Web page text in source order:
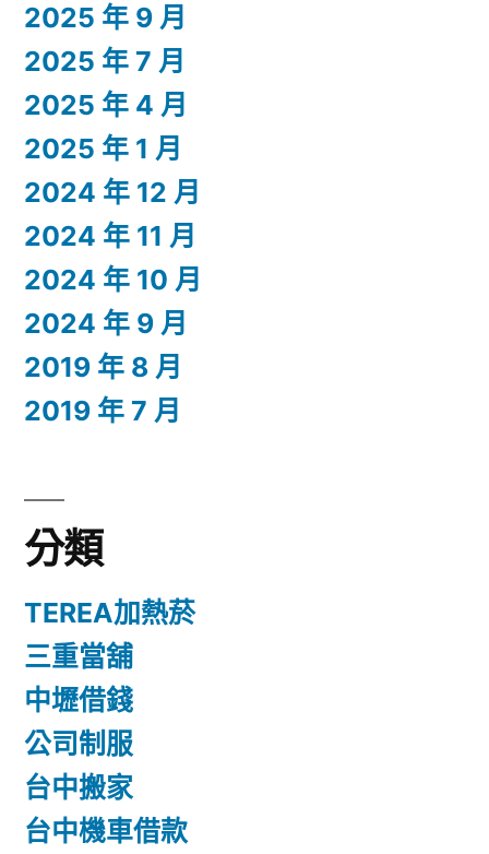
2025 年 9 月
2025 年 7 月
2025 年 4 月
2025 年 1 月
2024 年 12 月
2024 年 11 月
2024 年 10 月
2024 年 9 月
2019 年 8 月
2019 年 7 月
分類
TEREA加熱菸
三重當舖
中壢借錢
公司制服
台中搬家
台中機車借款